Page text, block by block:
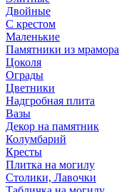
Двойные
С крестом
Маленькие
Памятники из мрамора
Цоколя
Ограды
Цветники
Надгробная плита
Вазы
Декор на памятник
Колумбарий
Кресты
Плитка на могилу
Столики, Лавочки